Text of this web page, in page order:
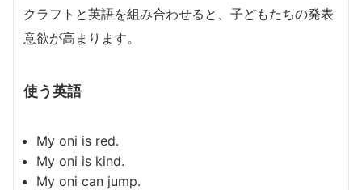
クラフトと英語を組み合わせると、子どもたちの発表
意欲が高まります。
使う英語
My oni is red.
My oni is kind.
My oni can jump.